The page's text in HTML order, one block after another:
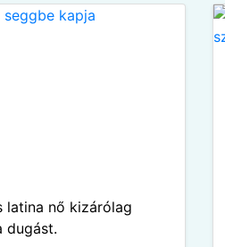
latina nő kizárólag
dugást.